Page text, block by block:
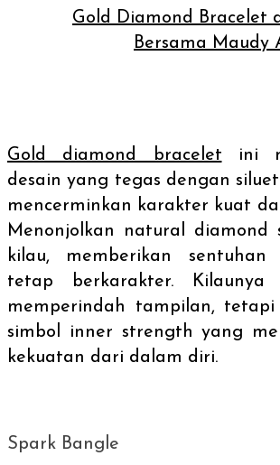
Gold Diamond Bracelet
Bersama Maudy
Gold diamond bracelet ini
desain yang tegas dengan
mencerminkan karakter kuat
Menonjolkan natural diamond
kilau, memberikan
tetap berkarakter.
memperindah tampilan,
simbol
inner strength yang
kekuatan dari dalam diri.
Spark Bangle